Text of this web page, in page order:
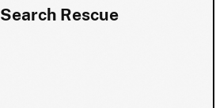
Search Rescue